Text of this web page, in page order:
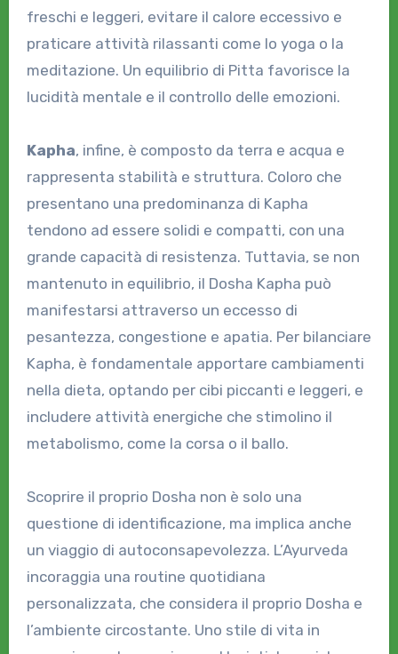
freschi e leggeri, evitare il calore eccessivo e
praticare attività rilassanti come lo yoga o la
meditazione. Un equilibrio di Pitta favorisce la
lucidità mentale e il controllo delle emozioni.
Kapha, infine, è composto da terra e acqua e
rappresenta stabilità e struttura. Coloro che
presentano una predominanza di Kapha
tendono ad essere solidi e compatti, con una
grande capacità di resistenza. Tuttavia, se non
mantenuto in equilibrio, il Dosha Kapha può
manifestarsi attraverso un eccesso di
pesantezza, congestione e apatia. Per bilanciare
Kapha, è fondamentale apportare cambiamenti
nella dieta, optando per cibi piccanti e leggeri, e
includere attività energiche che stimolino il
metabolismo, come la corsa o il ballo.
Scoprire il proprio Dosha non è solo una
questione di identificazione, ma implica anche
un viaggio di autoconsapevolezza. L’Ayurveda
incoraggia una routine quotidiana
personalizzata, che considera il proprio Dosha e
l’ambiente circostante. Uno stile di vita in